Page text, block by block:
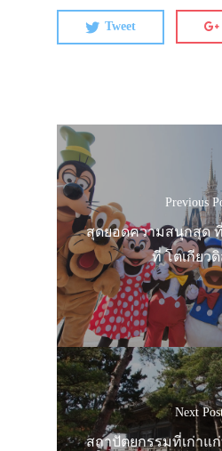
Tweet
Previous
สุดยอดความสนุกสุด
ที่ โตเกียว
Next
สถาปัตยกรรมที่เก่าแ